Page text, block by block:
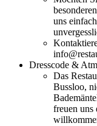
uns
Dresscode &
Das
Bussloo,
freuen uns